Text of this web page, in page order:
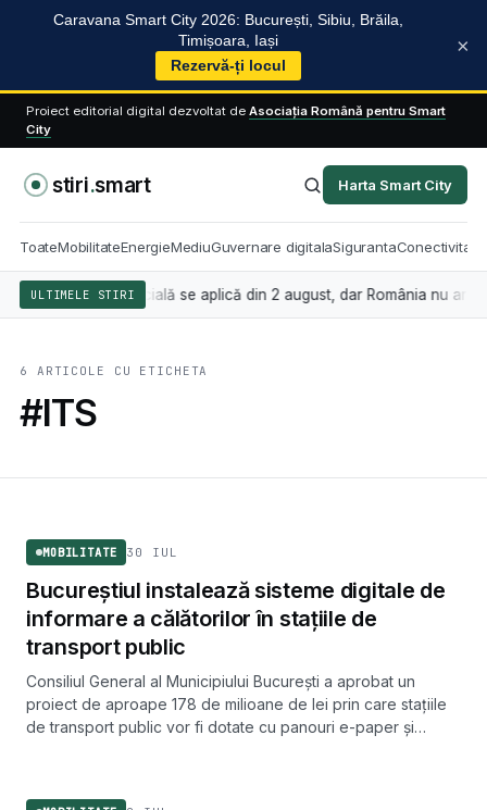
Caravana Smart City 2026: București, Sibiu, Brăila,
Timișoara, Iași
Rezervă-ți locul
×
Proiect editorial digital dezvoltat de Asociația Română pentru Smart
City
stiri.smart Harta Smart City
ToateMobilitateEnergieMediuGuvernare digitalaSigurantaConectivitate
ULTIMELE STIRI
inteligența artificială se aplică din 2 august, dar România nu are
6 ARTICOLE CU ETICHETA
#ITS
MOBILITATE 30 IUL
Bucureștiul instalează sisteme digitale de
informare a călătorilor în stațiile de
transport public
Consiliul General al Municipiului București a aprobat un
proiect de aproape 178 de milioane de lei prin care stațiile
de transport public vor fi dotate cu panouri e-paper și